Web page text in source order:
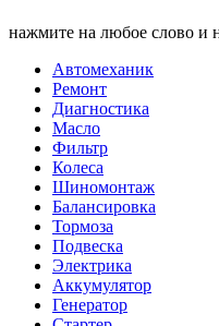
нажмите на любое слово и
Автомеханик
Ремонт
Диагностика
Масло
Фильтр
Колеса
Шиномонтаж
Балансировка
Тормоза
Подвеска
Электрика
Аккумулятор
Генератор